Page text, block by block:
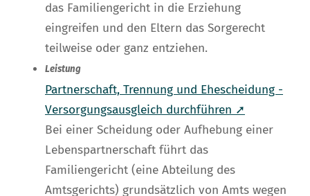
das Familiengericht in die Erziehung
eingreifen und den Eltern das Sorgerecht
teilweise oder ganz entziehen.
Leistung
Partnerschaft, Trennung und Ehescheidung -
Versorgungsausgleich durchführen ➚
Bei einer Scheidung oder Aufhebung einer
Lebenspartnerschaft führt das
Familiengericht (eine Abteilung des
Amtsgerichts) grundsätzlich von Amts wegen